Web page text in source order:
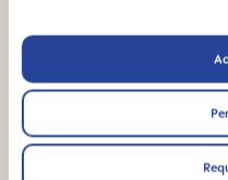
Quelle est la
en silicone standard
SkinSoft™?